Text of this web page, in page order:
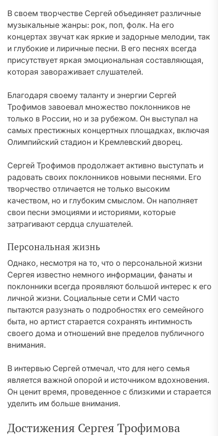
В своем творчестве Сергей объединяет различные
музыкальные жанры: рок, поп, фолк. На его
концертах звучат как яркие и задорные мелодии, так
и глубокие и лиричные песни. В его песнях всегда
присутствует яркая эмоциональная составляющая,
которая завораживает слушателей.
Благодаря своему таланту и энергии Сергей
Трофимов завоевал множество поклонников не
только в России, но и за рубежом. Он выступал на
самых престижных концертных площадках, включая
Олимпийский стадион и Кремлевский дворец.
Сергей Трофимов продолжает активно выступать и
радовать своих поклонников новыми песнями. Его
творчество отличается не только высоким
качеством, но и глубоким смыслом. Он наполняет
свои песни эмоциями и историями, которые
затрагивают сердца слушателей.
Персональная жизнь
Однако, несмотря на то, что о персональной жизни
Сергея известно немного информации, фанаты и
поклонники всегда проявляют большой интерес к его
личной жизни. Социальные сети и СМИ часто
пытаются разузнать о подробностях его семейного
быта, но артист старается сохранять интимность
своего дома и отношений вне пределов публичного
внимания.
В интервью Сергей отмечал, что для него семья
является важной опорой и источником вдохновения.
Он ценит время, проведенное с близкими и старается
уделить им больше внимания.
Достижения Сергея Трофимова